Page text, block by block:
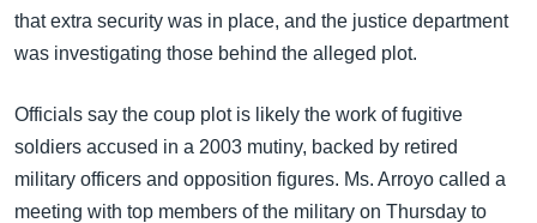
that extra security was in place, and the justice department
was investigating those behind the alleged plot.
Officials say the coup plot is likely the work of fugitive
soldiers accused in a 2003 mutiny, backed by retired
military officers and opposition figures. Ms. Arroyo called a
meeting with top members of the military on Thursday to